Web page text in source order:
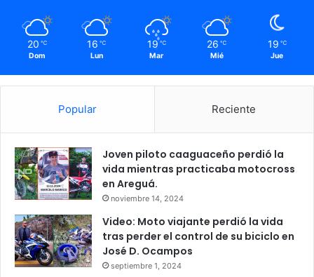
20 ℃
Dom
16 ℃
Lun
19 ℃
Mar
26 ℃
Mié
19 ℃
Jue
Popular Reciente
Joven piloto caaguaceño perdió la
vida mientras practicaba motocross
en Areguá.
noviembre 14, 2024
Video: Moto viajante perdió la vida
tras perder el control de su biciclo en
José D. Ocampos
septiembre 1, 2024